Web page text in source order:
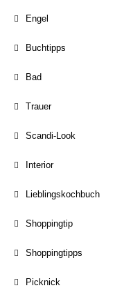
Engel
Buchtipps
Bad
Trauer
Scandi-Look
Interior
Lieblingskochbuch
Shoppingtip
Shoppingtipps
Picknick